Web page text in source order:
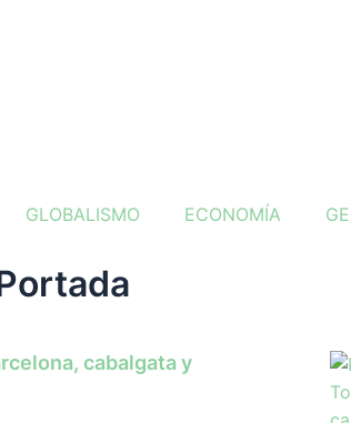
GLOBALISMO ECONOMÍA
cabalgata y